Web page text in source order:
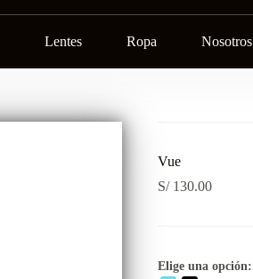
Lentes Ropa Nosotros
Vue
S/130.00
Elige una opción: